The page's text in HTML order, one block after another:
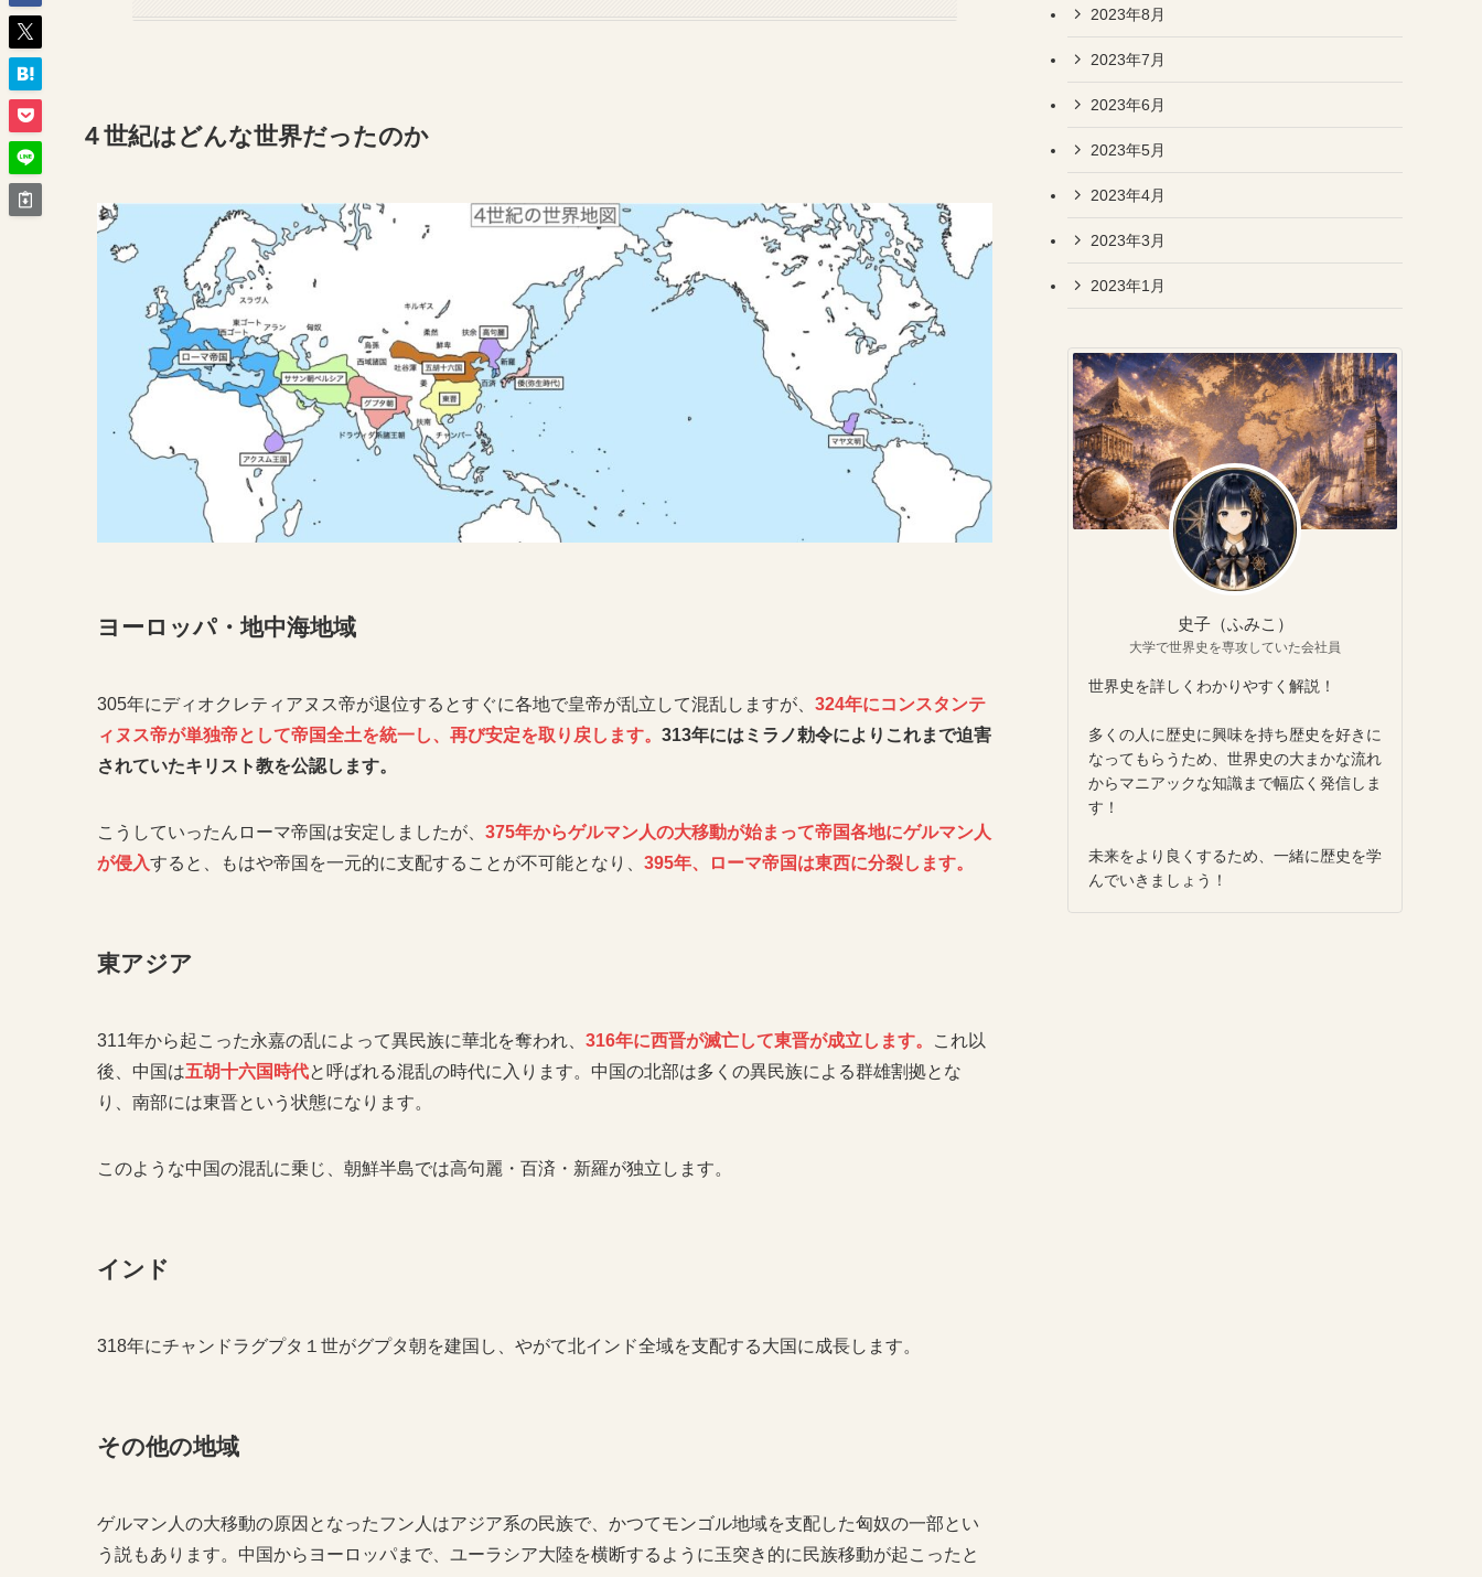
４世紀はどんな世界だったのか
ヨーロッパ・地中海地域
305年にディオクレティアヌス帝が退位するとすぐに各地で皇帝が乱立して混乱しますが、 324年にコンスタンテ
ィヌス帝が単独帝として帝国全土を統一し、再び安定を取り戻します。 313年にはミラノ勅令によりこれまで迫害
されていたキリスト教を公認します。
こうしていったんローマ帝国は安定しましたが、 375年からゲルマン人の大移動が始まって帝国各地にゲルマン人
が侵入すると、もはや帝国を一元的に支配することが不可能となり、 395年、ローマ帝国は東西に分裂します。
東アジア
311年から起こった永嘉の乱によって異民族に華北を奪われ、 316年に西晋が滅亡して東晋が成立します。
これ以
後、中国は五胡十六国時代と呼ばれる混乱の時代に入ります。中国の北部は多くの異民族による群雄割拠とな
り、南部には東晋という状態になります。
このような中国の混乱に乗じ、朝鮮半島では高句麗・百済・新羅が独立します。
インド
318年にチャンドラグプタ１世がグプタ朝を建国し、やがて北インド全域を支配する大国に成長します。
その他の地域
ゲルマン人の大移動の原因となったフン人はアジア系の民族で、かつてモンゴル地域を支配した匈奴の一部とい
う説もあります。中国からヨーロッパまで、ユーラシア大陸を横断するように玉突き的に民族移動が起こったと
2023年8月
2023年7月
2023年6月
2023年5月
2023年4月
2023年3月
2023年1月
史子（ふみこ）
大学で世界史を専攻していた会社員
世界史を詳しくわかりやすく解説！
多くの人に歴史に興味を持ち歴史を好きに
なってもらうため、世界史の大まかな流れ
からマニアックな知識まで幅広く発信しま
す！
未来をより良くするため、一緒に歴史を学
んでいきましょう！